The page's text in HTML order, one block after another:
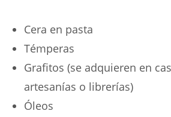
Cera en pasta
Témperas
Grafitos (se adquieren en
artesanías o librerías)
Óleos